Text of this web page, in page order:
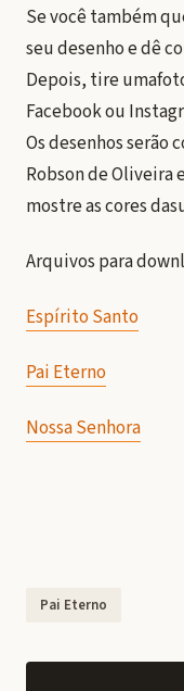
Se você também
seu desenho e dê
Depois, tire
Facebook ou
Os desenhos serão
Robson de Oliveira
mostre as cores
Arquivos para
Espírito Santo
Pai Eterno
Nossa Senhora
Pai Eterno